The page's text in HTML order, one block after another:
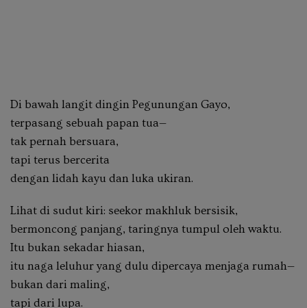
Di bawah langit dingin Pegunungan Gayo,
terpasang sebuah papan tua—
tak pernah bersuara,
tapi terus bercerita
dengan lidah kayu dan luka ukiran.
Lihat di sudut kiri: seekor makhluk bersisik,
bermoncong panjang, taringnya tumpul oleh waktu.
Itu bukan sekadar hiasan,
itu naga leluhur yang dulu dipercaya menjaga rumah—
bukan dari maling,
tapi dari lupa.